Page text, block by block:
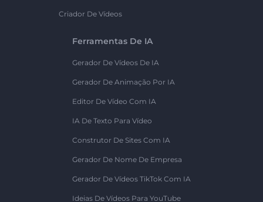
Criador De Vídeos
Ferramentas De IA
Gerador De Vídeos De IA
Gerador De Animação Por IA
Editor De Vídeo Com IA
IA De Texto Para Vídeo
Construtor De Sites Com IA
Gerador De Nome De Empresa
Gerador De Vídeos TikTok Com IA
Ideias De Vídeos Para YouTube